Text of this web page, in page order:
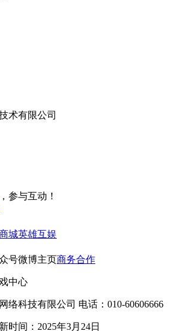
术有限公司
参与互动！
城英雄互娱
号微博主页商务合作
中心
络科技有限公司 电话：010-60606666
时间：2025年3月24日